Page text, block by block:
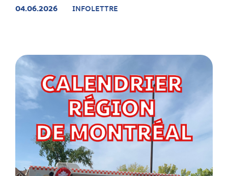
04.06.2026 INFOLETTRE